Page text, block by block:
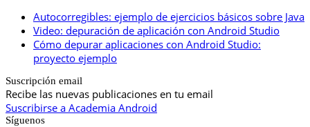
Autocorregibles: ejemplo de ejercicios básicos sobre Java
Video: depuración de aplicación con Android Studio
Cómo depurar aplicaciones con Android Studio:
proyecto ejemplo
Suscripción email
Recibe las nuevas publicaciones en tu email
Suscribirse a Academia Android
Síguenos